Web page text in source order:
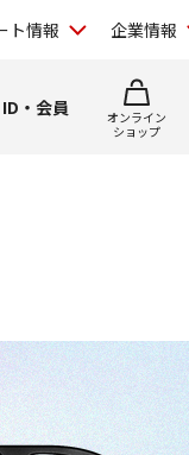
ト情報 企業情報
ID・会員
オンライン
ショップ